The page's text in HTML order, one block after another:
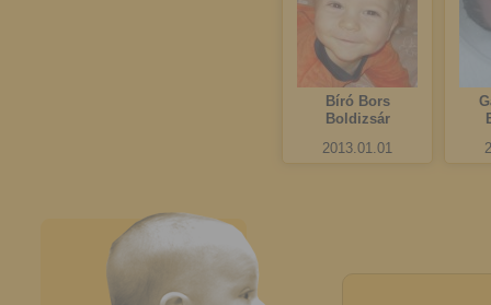
Bíró Bors
Boldizsár
2013.01.01